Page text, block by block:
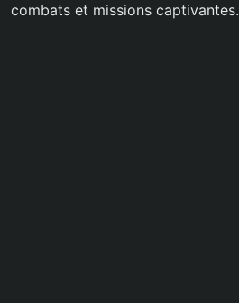
combats et missions captivantes.